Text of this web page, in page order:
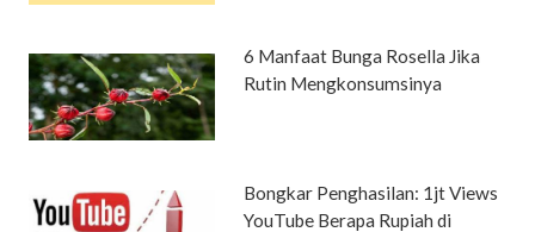
6 Manfaat Bunga Rosella Jika
Rutin Mengkonsumsinya
Bongkar Penghasilan: 1jt Views
YouTube Berapa Rupiah di